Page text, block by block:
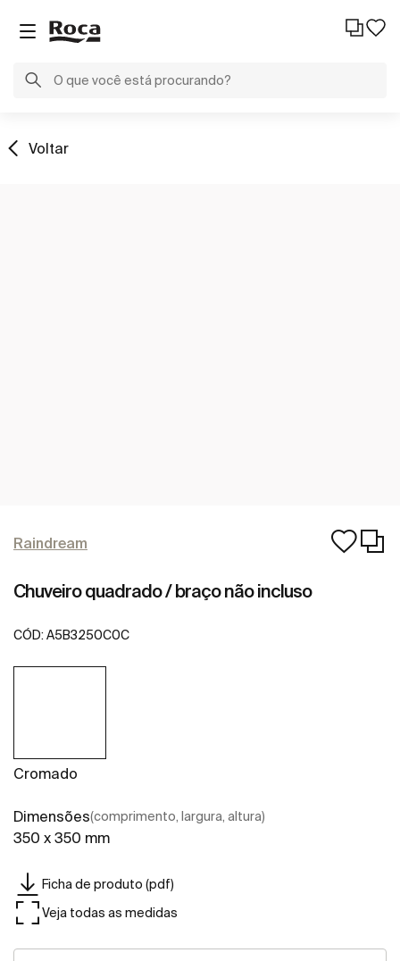
Voltar
Raindream
Chuveiro quadrado / braço não incluso
CÓD: A5B3250C0C
Cromado
Dimensões(comprimento, largura, altura)
350 x 350 mm
Ficha de produto (pdf)
Veja todas as medidas